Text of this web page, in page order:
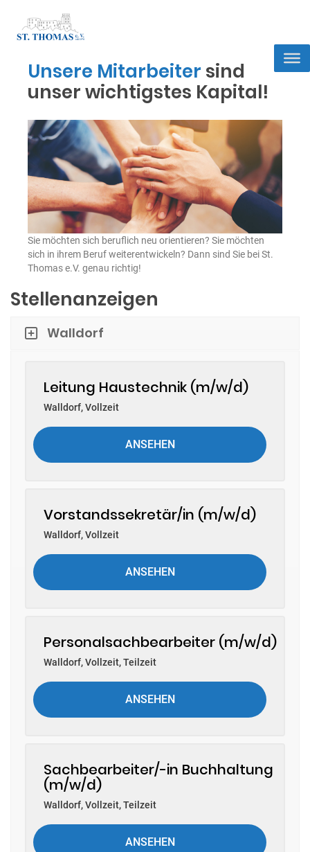
Unsere Mitarbeiter sind
unser wichtigstes Kapital!
Sie möchten sich beruflich neu orientieren? Sie möchten
sich in ihrem Beruf weiterentwickeln? Dann sind Sie bei St.
Thomas e.V. genau richtig!
Stellenanzeigen
Walldorf
Leitung Haustechnik (m/w/d)
Walldorf,Vollzeit
ANSEHEN
Vorstandssekretär/in (m/w/d)
Walldorf,Vollzeit
ANSEHEN
Personalsachbearbeiter (m/w/d)
Walldorf,Vollzeit, Teilzeit
ANSEHEN
Sachbearbeiter/-in Buchhaltung
(m/w/d)
Walldorf,Vollzeit, Teilzeit
ANSEHEN